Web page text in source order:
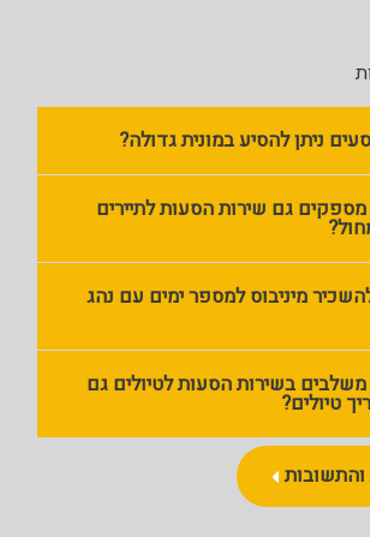
ניתן להסיע במונית גדולה?
גם שירות הסעות לתיירים
מיניבוס למספר ימים עם נהג
בשירות הסעות לטיולים גם
טיולים?